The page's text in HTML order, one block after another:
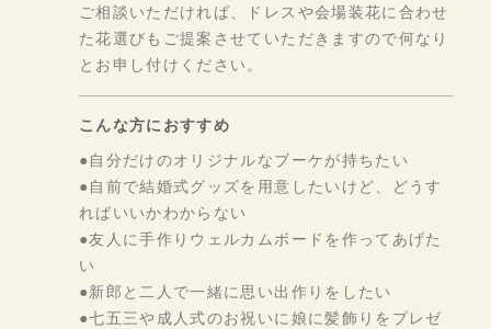
ご相談いただければ、ドレスや会場装花に合わせ
た花選びもご提案させていただきますので何なり
とお申し付けください。
こんな方におすすめ
●自分だけのオリジナルなブーケが持ちたい
●自前で結婚式グッズを用意したいけど、どうす
ればいいかわからない
●友人に手作りウェルカムボードを作ってあげた
い
●新郎と二人で一緒に思い出作りをしたい
●七五三や成人式のお祝いに娘に髪飾りをプレゼ